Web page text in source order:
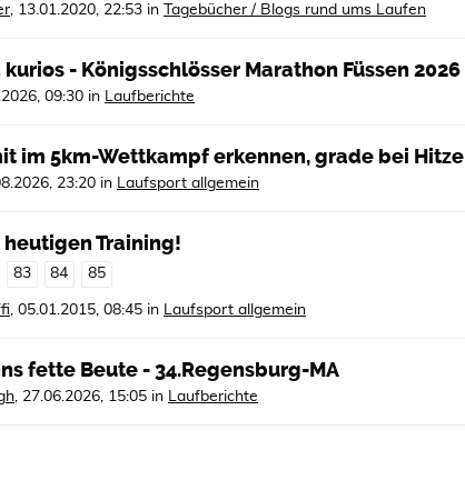
13.01.2020, 22:53 in Tagebücher / Blogs rund ums Laufen
- Königsschlösser Marathon Füssen 2026
09:30 in Laufberichte
im 5km-Wettkampf erkennen, grade bei Hitze
23:20 in Laufsport allgemein
heutigen Training!
83 84 85
05.01.2015, 08:45 in Laufsport allgemein
fette Beute - 34.Regensburg-MA
27.06.2026, 15:05 in Laufberichte